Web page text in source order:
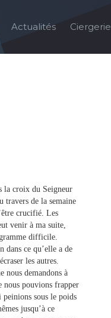
Actualités Ciergerie
la croix du Seigneur
travers de la semaine
crucifié. Les
venir à ma suite,
difficile.
dans ce qu’elle a de
les autres.
nous demandons à
pouvions frapper
sous le poids
jusqu’à ce